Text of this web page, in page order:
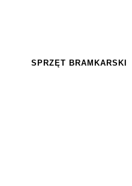
SPRZĘT BRAMKARSKI